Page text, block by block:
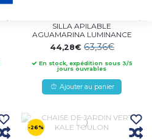
SILLA APILABLE
AGUAMARINA LUMINANCE
44,28€63,36€
En stock, expédition sous 3/5
jours ouvrables
Ajouter au panier
-26%